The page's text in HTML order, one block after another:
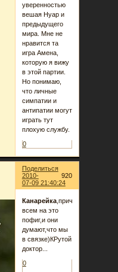
уверенностью
вешая Нуар и
предыдущего
мира. Мне не
нравится та
игра Амена,
которую я вижу
в этой партии.
Но понимаю,
что личные
симпатии и
антипатии могут
играть тут
плохую службу.
0
Поделиться
920
2010-
07-09 21:40:24
Канарейка,причём
всем на это
пофиг,и они
думают,что мы
в связке)КРутой
доктор...
0